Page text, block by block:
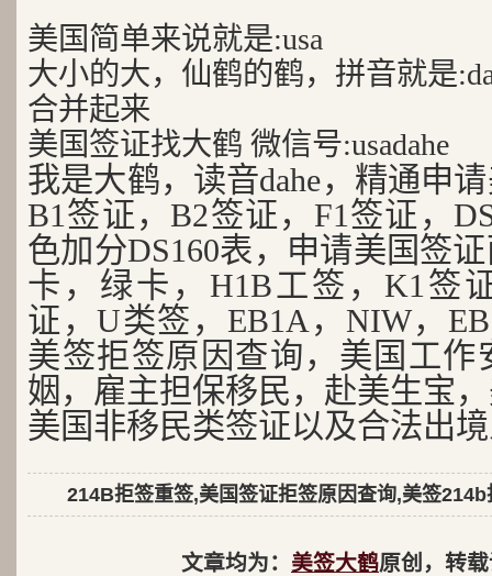
美国简单来说就是:usa
大小的大，仙鹤的鹤，拼音就是
合并起来
美国签证找大鹤 微信号:usadahe
我是大鹤，读音dahe，精通申
B1签证，B2签证，F1签证，
色加分DS160表，申请美国签
卡，绿卡，H1B工签，K1签
证，U类签，EB1A，NIW，
美签拒签原因查询，美国工作
姻，雇主担保移民，赴美生宝
美国非移民类签证以及合法出
214B拒签重签,美国签证拒签原因查询,美签214b
文章均为： 美签大鹤原创，转